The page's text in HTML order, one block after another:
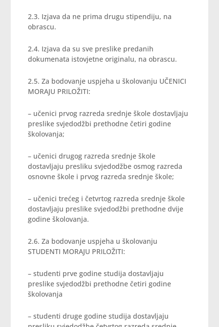
2.3. Izjava da ne prima drugu stipendiju, na
obrascu.
2.4. Izjava da su sve preslike predanih
dokumenata istovjetne originalu, na obrascu.
2.5. Za bodovanje uspjeha u školovanju UČENICI
MORAJU PRILOŽITI:
– učenici prvog razreda srednje škole dostavljaju
preslike svjedodžbi prethodne četiri godine
školovanja;
– učenici drugog razreda srednje škole
dostavljaju presliku svjedodžbe osmog razreda
osnovne škole i prvog razreda srednje škole;
– učenici trećeg i četvrtog razreda srednje škole
dostavljaju preslike svjedodžbi prethodne dvije
godine školovanja.
2.6. Za bodovanje uspjeha u školovanju
STUDENTI MORAJU PRILOŽITI:
– studenti prve godine studija dostavljaju
preslike svjedodžbi prethodne četiri godine
školovanja
– studenti druge godine studija dostavljaju